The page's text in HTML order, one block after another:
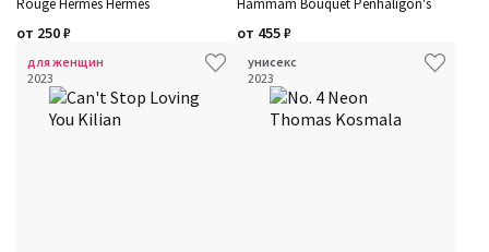
от 250₽ от 455₽
для женщин
2023
унисекс
2023